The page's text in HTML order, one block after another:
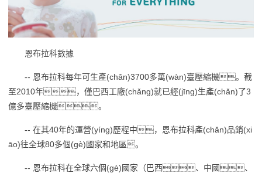
恩布拉科數據
-- 恩布拉科每年可生產(chǎn)3700多萬(wàn)臺壓縮機。截
至2010年，僅巴西工廠(chǎng)就已經(jīng)生產(chǎn)了3
億多臺壓縮機。
-- 在其40年的運營(yíng)歷程中，恩布拉科產(chǎn)品銷(xi
āo)往全球80多個(gè)國家和地區。
-- 恩布拉科在全球六個(gè)國家（巴西、中國、